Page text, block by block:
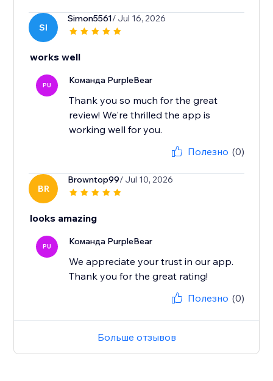
SI
Simon5561/ Jul 16, 2026
works well
PU Команда PurpleBear
Thank you so much for the great
review! We're thrilled the app is
working well for you.
Полезно (0)
BR
Browntop99/ Jul 10, 2026
looks amazing
PU Команда PurpleBear
We appreciate your trust in our app.
Thank you for the great rating!
Полезно (0)
Больше отзывов